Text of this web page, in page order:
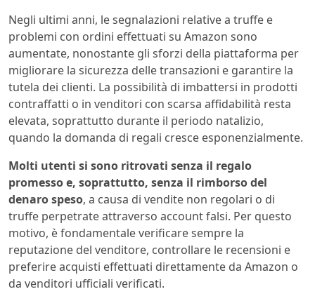
Negli ultimi anni, le segnalazioni relative a truffe e
problemi con ordini effettuati su Amazon sono
aumentate, nonostante gli sforzi della piattaforma per
migliorare la sicurezza delle transazioni e garantire la
tutela dei clienti. La possibilità di imbattersi in prodotti
contraffatti o in venditori con scarsa affidabilità resta
elevata, soprattutto durante il periodo natalizio,
quando la domanda di regali cresce esponenzialmente.
Molti utenti si sono ritrovati senza il regalo
promesso e, soprattutto, senza il rimborso del
denaro speso, a causa di vendite non regolari o di
truffe perpetrate attraverso account falsi. Per questo
motivo, è fondamentale verificare sempre la
reputazione del venditore, controllare le recensioni e
preferire acquisti effettuati direttamente da Amazon o
da venditori ufficiali verificati.